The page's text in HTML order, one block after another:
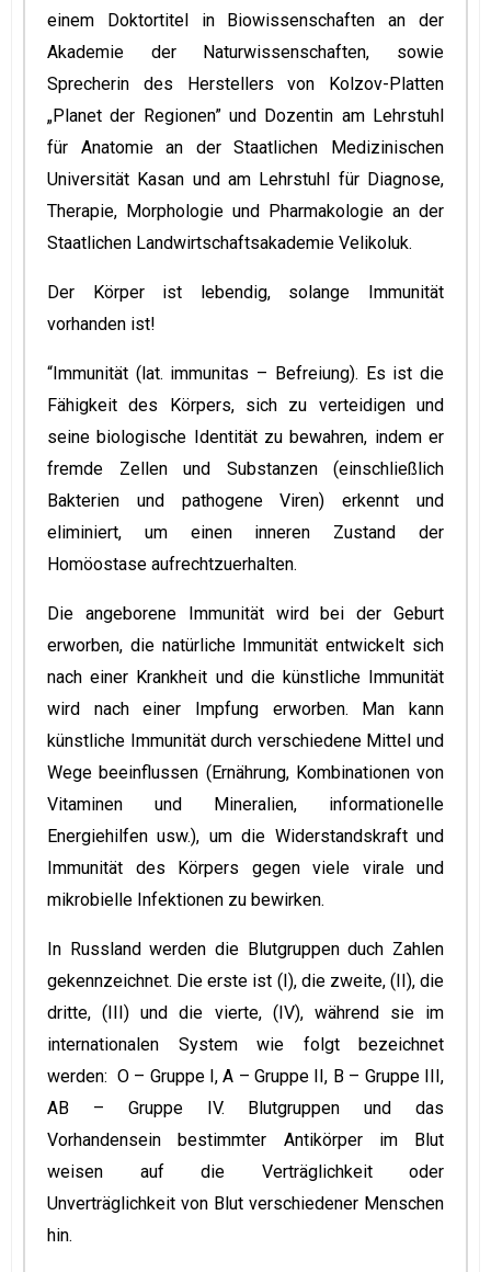
einem Doktortitel in Biowissenschaften an der
Akademie der Naturwissenschaften, sowie
Sprecherin des Herstellers von Kolzov-Platten
„Planet der Regionen” und Dozentin am Lehrstuhl
für Anatomie an der Staatlichen Medizinischen
Universität Kasan und am Lehrstuhl für Diagnose,
Therapie, Morphologie und Pharmakologie an der
Staatlichen Landwirtschaftsakademie Velikoluk.
Der Körper ist lebendig, solange Immunität
vorhanden ist!
“Immunität (lat. immunitas – Befreiung). Es ist die
Fähigkeit des Körpers, sich zu verteidigen und
seine biologische Identität zu bewahren, indem er
fremde Zellen und Substanzen (einschließlich
Bakterien und pathogene Viren) erkennt und
eliminiert, um einen inneren Zustand der
Homöostase aufrechtzuerhalten.
Die angeborene Immunität wird bei der Geburt
erworben, die natürliche Immunität entwickelt sich
nach einer Krankheit und die künstliche Immunität
wird nach einer Impfung erworben. Man kann
künstliche Immunität durch verschiedene Mittel und
Wege beeinflussen (Ernährung, Kombinationen von
Vitaminen und Mineralien, informationelle
Energiehilfen usw.), um die Widerstandskraft und
Immunität des Körpers gegen viele virale und
mikrobielle Infektionen zu bewirken.
In Russland werden die Blutgruppen duch Zahlen
gekennzeichnet. Die erste ist (I), die zweite, (II), die
dritte, (III) und die vierte, (IV), während sie im
internationalen System wie folgt bezeichnet
werden: O – Gruppe I, A – Gruppe II, B – Gruppe III,
AB – Gruppe IV. Blutgruppen und das
Vorhandensein bestimmter Antikörper im Blut
weisen auf die Verträglichkeit oder
Unverträglichkeit von Blut verschiedener Menschen
hin.